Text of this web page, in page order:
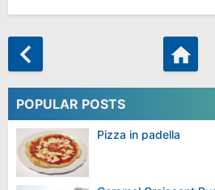
POPULAR POSTS
Pizza in padella